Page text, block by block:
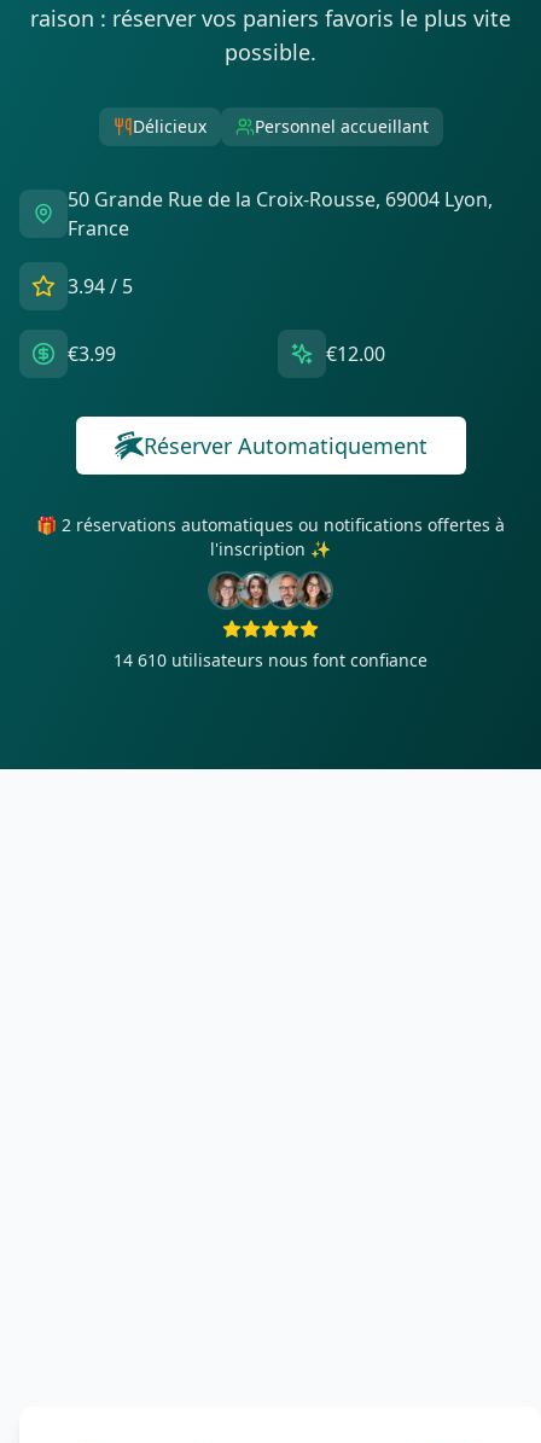
raison : réserver vos paniers favoris le plus vite
possible.
Délicieux Personnel accueillant
50 Grande Rue de la Croix-Rousse, 69004 Lyon,
France
3.94/ 5
€3.99 €12.00
Réserver Automatiquement
🎁 2 réservations automatiques ou notifications offertes à
l'inscription ✨
14 610 utilisateurs nous font confiance